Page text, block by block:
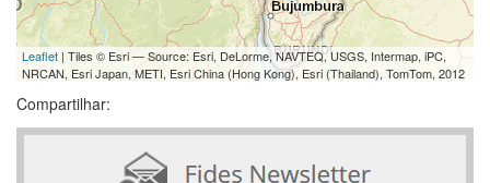
Leaflet | Tiles © Esri — Source: Esri, DeLorme, NAVTEQ, USGS, Intermap, iPC,
NRCAN, Esri Japan, METI, Esri China (Hong Kong), Esri (Thailand), TomTom, 2012
Compartilhar: